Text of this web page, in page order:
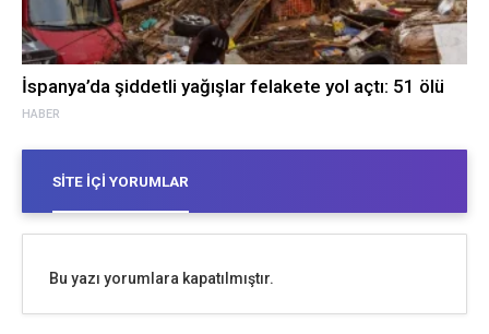
HABER
İspanya’da şiddetli yağışlar felakete yol açtı: 51 ölü
SITE İÇI YORUMLAR
Bu yazı yorumlara kapatılmıştır.